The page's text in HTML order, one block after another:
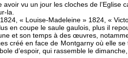
avoir vu un jour les cloches de
la.
« Louise-Madeleine » 1824, «
en coupe le saule gaulois, plus il
et son temps à des œuvres,
créé en face de Montgarny où elle
d’espoir, qui rassemble le